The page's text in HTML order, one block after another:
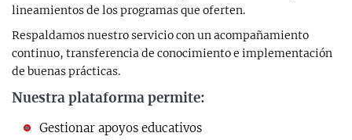
lineamientos de los programas que oferten.
Respaldamos nuestro servicio con un acompañamiento
continuo, transferencia de conocimiento e implementación
de buenas prácticas.
Nuestra plataforma permite:
Gestionar apoyos educativos